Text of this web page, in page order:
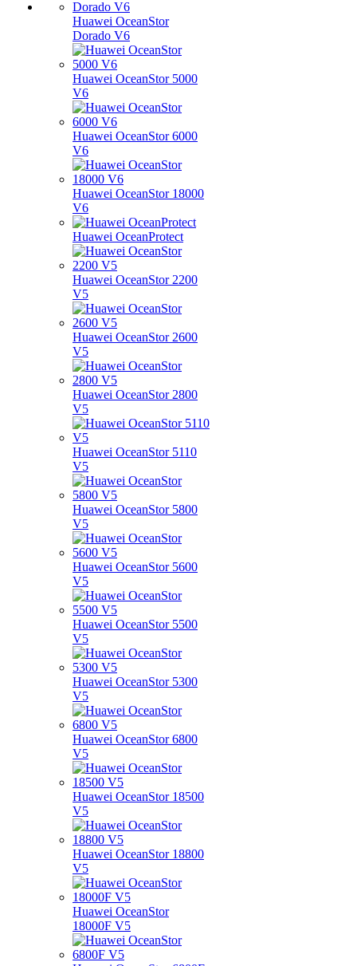
Huawei OceanStor
Dorado V6
Huawei OceanStor 5000
V6
Huawei OceanStor 6000
V6
Huawei OceanStor 18000
V6
Huawei OceanProtect
Huawei OceanStor 2200
V5
Huawei OceanStor 2600
V5
Huawei OceanStor 2800
V5
Huawei OceanStor 5110
V5
Huawei OceanStor 5800
V5
Huawei OceanStor 5600
V5
Huawei OceanStor 5500
V5
Huawei OceanStor 5300
V5
Huawei OceanStor 6800
V5
Huawei OceanStor 18500
V5
Huawei OceanStor 18800
V5
Huawei OceanStor
18000F V5